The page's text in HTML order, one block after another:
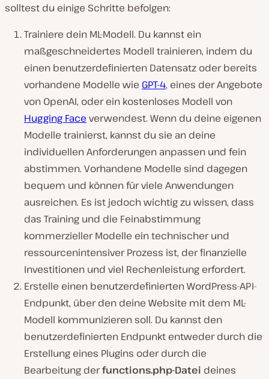
solltest du einige Schritte befolgen:
Trainiere dein ML-Modell. Du kannst ein
maßgeschneidertes Modell trainieren, indem du
einen benutzerdefinierten Datensatz oder bereits
vorhandene Modelle wie GPT-4, eines der Angebote
von OpenAI, oder ein kostenloses Modell von
Hugging Face verwendest. Wenn du deine eigenen
Modelle trainierst, kannst du sie an deine
individuellen Anforderungen anpassen und fein
abstimmen. Vorhandene Modelle sind dagegen
bequem und können für viele Anwendungen
ausreichen. Es ist jedoch wichtig zu wissen, dass
das Training und die Feinabstimmung
kommerzieller Modelle ein technischer und
ressourcenintensiver Prozess ist, der finanzielle
Investitionen und viel Rechenleistung erfordert.
Erstelle einen benutzerdefinierten WordPress-API-
Endpunkt, über den deine Website mit dem ML-
Modell kommunizieren soll. Du kannst den
benutzerdefinierten Endpunkt entweder durch die
Erstellung eines Plugins oder durch die
Bearbeitung derfunctions.php-Datei deines